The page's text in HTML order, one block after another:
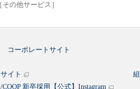
その他サービス］
コーポレートサイト
イト
COOP 新卒採用【公式】Instagram